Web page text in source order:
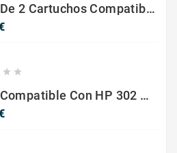
Pack De 2 Cartuchos Compatibles Con HP 301 XL Negro Y Color
Precio
 
Pack Compatible Con HP 302 XL Negro Y Color - SIN NIVEL DE TINTA
Precio